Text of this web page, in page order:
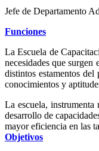
Jefe de Departamento
Funciones
La Escuela de
necesidades que
distintos estamentos
conocimientos y
La escuela, instrumenta
desarrollo de
mayor eficiencia en las
Objetivos